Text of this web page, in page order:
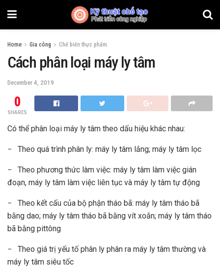
Home Gia công Chế biến thực phẩm
Cách phân loại máy ly tâm
December 4, 2019
0
SHARES
Có thể phân loại máy ly tâm theo dấu hiệu khác nhau:
− Theo quá trình phân ly: máy ly tâm lắng; máy ly tâm lọc
− Theo phương thức làm việc: máy ly tâm làm việc gián
đoạn, máy ly tâm làm việc liên tục và máy ly tâm tự động
− Theo kết cấu của bộ phận tháo bã: máy ly tâm tháo bã
bằng dao; máy ly tâm tháo bã bằng vít xoắn; máy ly tâm tháo
bã bằng pittông
− Theo giá trị yếu tố phân ly phân ra máy ly tâm thường và
máy ly tâm siêu tốc